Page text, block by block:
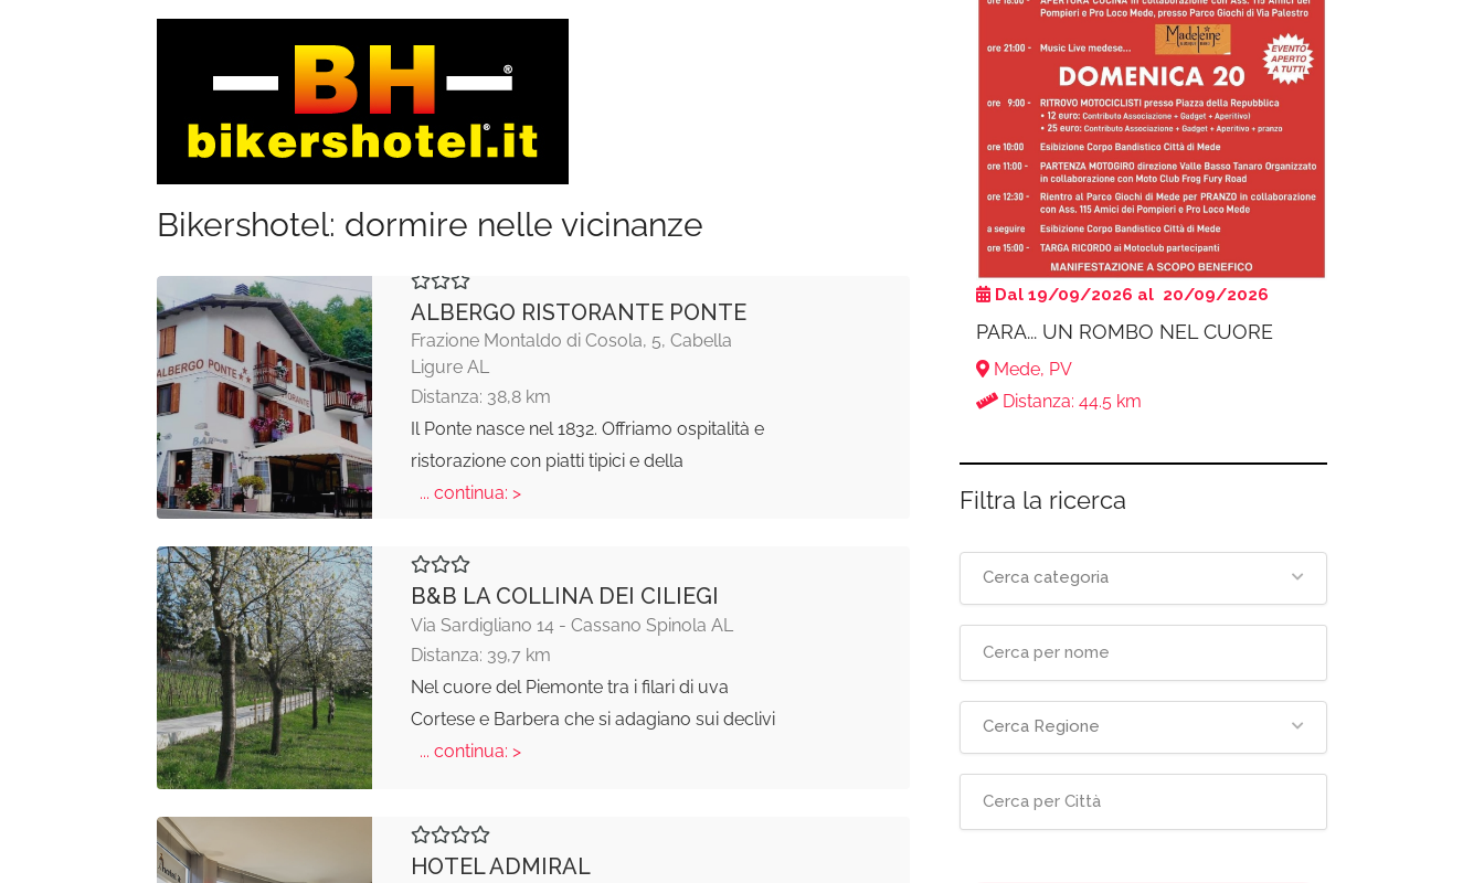
Bikershotel: dormire nelle vicinanze
ALBERGO RISTORANTE PONTE
Frazione Montaldo di Cosola, 5, Cabella
Ligure AL
Distanza: 38,8 km
Il Ponte nasce nel 1832. Offriamo ospitalità e
ristorazione con piatti tipici e della
... continua: >
B&B LA COLLINA DEI CILIEGI
Via Sardigliano 14 - Cassano Spinola AL
Distanza: 39,7 km
Nel cuore del Piemonte tra i filari di uva
Cortese e Barbera che si adagiano sui declivi
... continua: >
HOTEL ADMIRAL
Dal 19/09/2026 al 20/09/2026
PARA... UN ROMBO NEL CUORE
Mede, PV
Distanza: 44.5 km
Filtra la ricerca
Cerca categoria
Cerca Regione